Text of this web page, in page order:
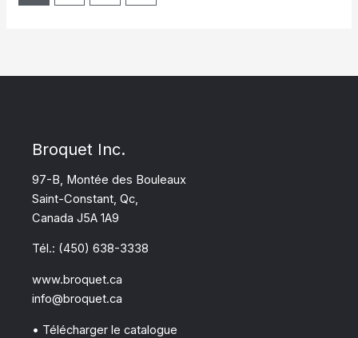
Broquet Inc.
97-B, Montée des Bouleaux
Saint-Constant, Qc,
Canada J5A 1A9
Tél.: (450) 638-3338
www.broquet.ca
info@broquet.ca
• Télécharger le catalogue